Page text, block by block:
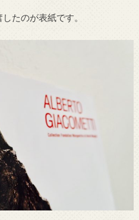
たのが表紙です。